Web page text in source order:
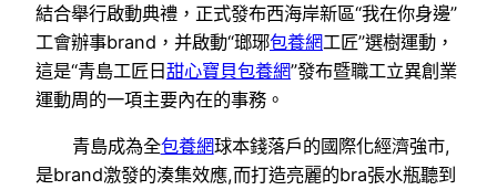
結合舉行啟動典禮，正式發布西海岸新區“我在你身邊”
工會辦事brand，并啟動“瑯琊包養網工匠”選樹運動，
這是“青島工匠日甜心寶貝包養網”發布暨職工立異創業
運動周的一項主要內在的事務。
青島成為全包養網球本錢落戶的國際化經濟強市,
是brand激發的湊集效應,而打造亮麗的bra張水瓶聽到